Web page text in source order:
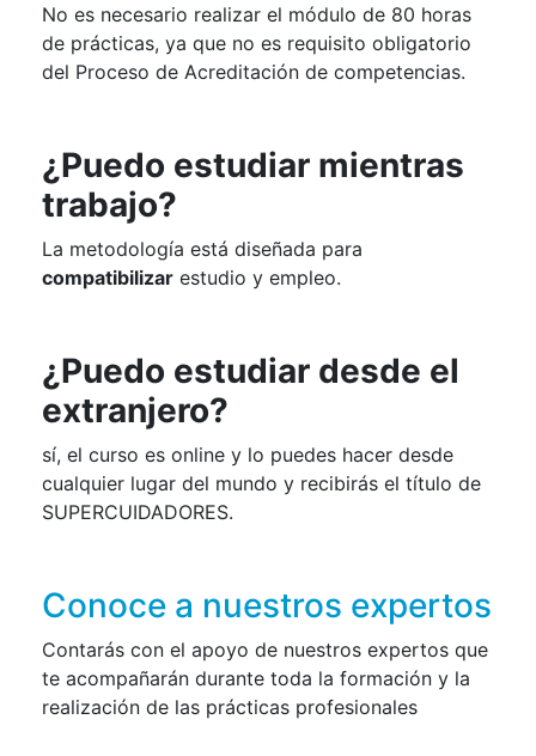
No es necesario realizar el módulo de 80 horas
de prácticas, ya que no es requisito obligatorio
del Proceso de Acreditación de competencias.
¿Puedo estudiar mientras
trabajo?
La metodología está diseñada para
compatibilizar estudio y empleo.
¿Puedo estudiar desde el
extranjero?
sí, el curso es online y lo puedes hacer desde
cualquier lugar del mundo y recibirás el título de
SUPERCUIDADORES.
Conoce a nuestros expertos
Contarás con el apoyo de nuestros expertos que
te acompañarán durante toda la formación y la
realización de las prácticas profesionales